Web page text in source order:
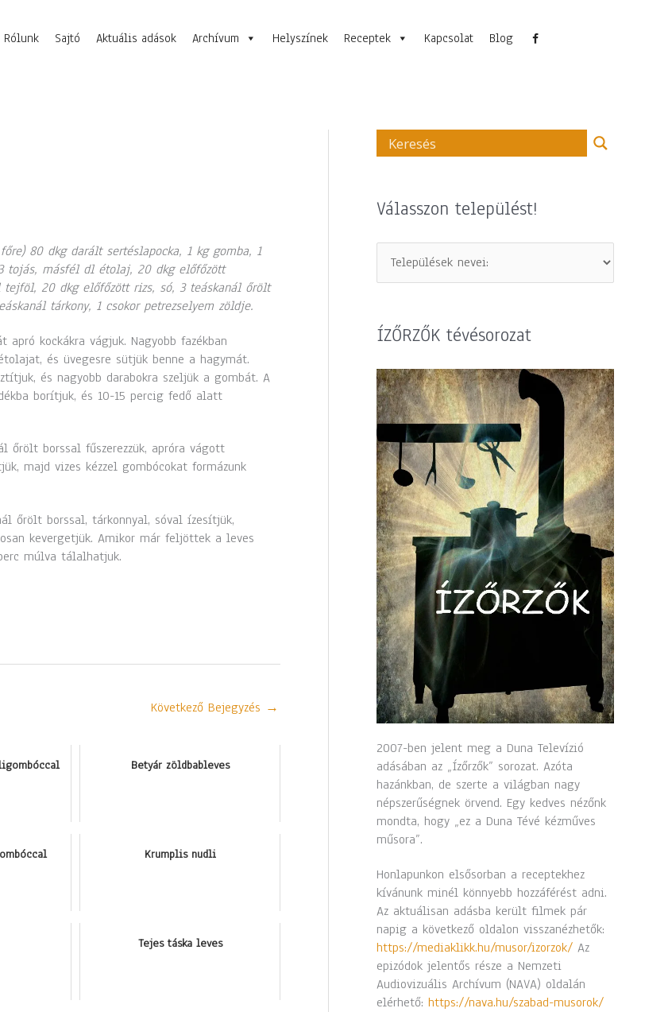
Rólunk Sajtó Aktuális adások Archívum Helyszínek Receptek Kapcsolat Blog
80 dkg darált sertéslapocka, 1 kg gomba, 1
tojás, másfél dl étolaj, 20 dkg előfőzött
tejföl, 20 dkg előfőzött rizs, só, 3 teáskanál őrölt
tárkony, 1 csokor petrezselyem zöldje.
apró kockákra vágjuk. Nagyobb fazékban
és üvegesre sütjük benne a hagymát.
és nagyobb darabokra szeljük a gombát. A
borítjuk, és 10-15 percig fedő alatt
őrölt borssal fűszerezzük, apróra vágott
majd vizes kézzel gombócokat formázunk
őrölt borssal, tárkonnyal, sóval ízesítjük,
kevergetjük. Amikor már feljöttek a leves
múlva tálalhatjuk.
Következő Bejegyzés →
Betyár zöldbableves
Krumplis nudli
Tejes táska leves
Válasszon települést!
ÍZŐRZŐK tévésorozat
2007-ben jelent meg a Duna Televízió
adásában az „Ízőrzők” sorozat. Azóta
hazánkban, de szerte a világban nagy
népszerűségnek örvend. Egy kedves nézőnk
mondta, hogy „ez a Duna Tévé kézműves
műsora”.
Honlapunkon elsősorban a receptekhez
kívánunk minél könnyebb hozzáférést adni.
Az aktuálisan adásba került filmek pár
napig a következő oldalon visszanézhetők:
https://mediaklikk.hu/musor/izorzok/ Az
epizódok jelentős része a Nemzeti
Audiovizuális Archívum (NAVA) oldalán
elérhető: https://nava.hu/szabad-musorok/